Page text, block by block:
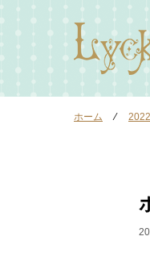
ホーム ⁄ 2022